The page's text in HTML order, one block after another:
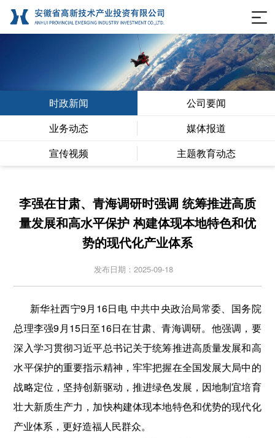
时政新闻
公司要闻
业务动态
媒体报道
宣传视频
主题教育动态
李强在甘肃、青海调研时强调 统筹推进高质
量发展和高水平保护 构建体现本地特色和优
势的现代化产业体系
发布日期：2025-09-18
新华社西宁9月16日电 中共中央政治局常委、国务院
总理李强9月15日至16日在甘肃、青海调研。他强调，要
深入学习贯彻习近平总书记关于统筹推进高质量发展和高
水平保护的重要指示精神，牢牢把握在全国发展大局中的
战略定位，坚持创新驱动，推进绿色发展，因地制宜培育
壮大新质生产力，加快构建体现本地特色和优势的现代化
产业体系，更好造福人民群众。